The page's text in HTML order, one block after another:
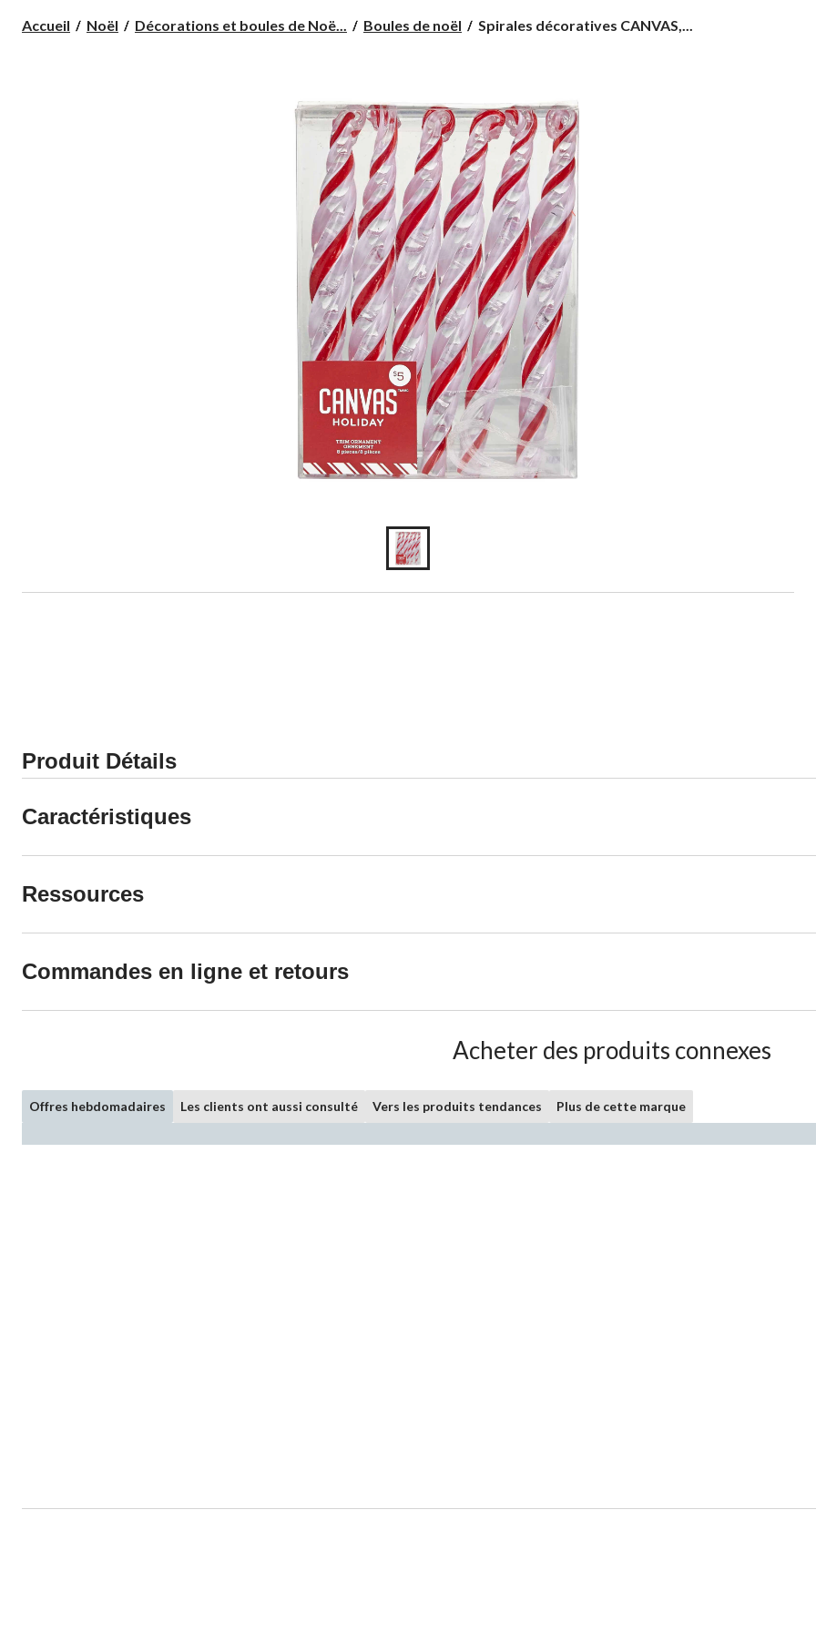
Accueil Noël Décorations et boules de Noë... Boules de noël
Spirales
paquet
de
6
Spirales décoratives CANVAS,...
Produit Détails
Caractéristiques
Ressources
Commandes en ligne et retours
Acheter des produits connexes
Offres hebdomadaires Les clients ont aussi consulté Vers les produits tendances Plus de cette marque